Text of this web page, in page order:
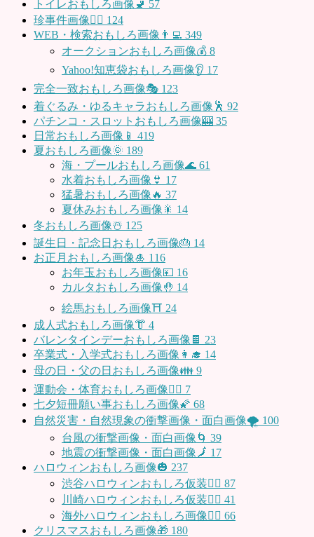
トイレおもしろ画像🚽 57
珍事件画像👮‍♂️ 124
WEB・検索おもしろ画像👨‍💻 349
オークションおもしろ画像💰 8
Yahoo!知恵袋おもしろ画像👂 17
完全一致おもしろ画像🎭 123
着ぐるみ・ゆるキャラおもしろ画像🕺 92
パチンコ・スロットおもしろ画像🎰 35
日常おもしろ画像📱 419
夏おもしろ画像🌞 189
海・プールおもしろ画像🌊 61
水着おもしろ画像👙 17
猛暑おもしろ画像🔥 37
夏休みおもしろ画像🎇 14
冬おもしろ画像☃️ 125
誕生日・記念日おもしろ画像🎂 14
お正月おもしろ画像🎍 116
お年玉おもしろ画像💴 16
カルタおもしろ画像🤚 14
絵馬おもしろ画像⛩ 24
成人式おもしろ画像👘 4
バレンタインデーおもしろ画像🍫 23
卒業式・入学式おもしろ画像👩‍🎓 14
母の日・父の日おもしろ画像👪 9
運動会・体育おもしろ画像🤸‍♂️ 7
七夕短冊願い事おもしろ画像🌠 68
自然災害・自然現象の衝撃画像・面白画像🌪 100
台風の衝撃画像・面白画像🌀 39
地震の衝撃画像・面白画像🗾 17
ハロウィンおもしろ画像🎃 237
渋谷ハロウィンおもしろ仮装👯‍♂️ 87
川崎ハロウィンおもしろ仮装🧞‍♀️ 41
海外ハロウィンおもしろ画像🧛‍♂️ 66
クリスマスおもしろ画像🎁 180